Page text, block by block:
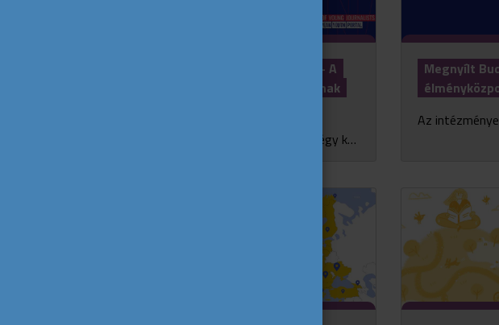
Hogyan látják a fiatalok Európát? – A
Pool of Young Journalists újságíróinak
Az Európai Ifjúsági Portál négy cikke négy különböző történeten keresztül mutatja be, hogyan alakítják a fiatalok Európa jelenét és jövőjét. Bár különböző országokban és é...
Megnyílt